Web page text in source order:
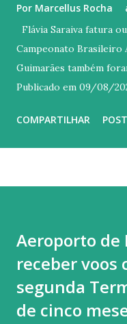
Por Marcellus Rocha
Flávia Saraiva fatura
Campeonato Brasileiro
Guimarães também
Publicado em 09/08/
carioca Flávia Saraiva
de autoria Antônio
por Ney Matogrosso.
do pódio foi Arthur
paralelas) e Yuri
domingo (9) com
COMPARTILHAR
Aeroporto de
receber voos
segunda
de cinco